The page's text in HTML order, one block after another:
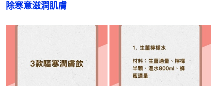
除寒意滋潤肌膚